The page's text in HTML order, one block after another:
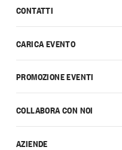
CONTATTI
CARICA EVENTO
PROMOZIONE EVENTI
COLLABORA CON NOI
AZIENDE